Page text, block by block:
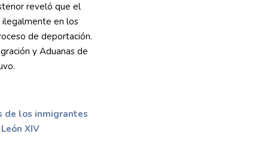
reveló que el
ilegalmente en los
de deportación.
y Aduanas de
de los inmigrantes
XIV